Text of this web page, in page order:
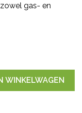
gas- en
WINKELWAGEN